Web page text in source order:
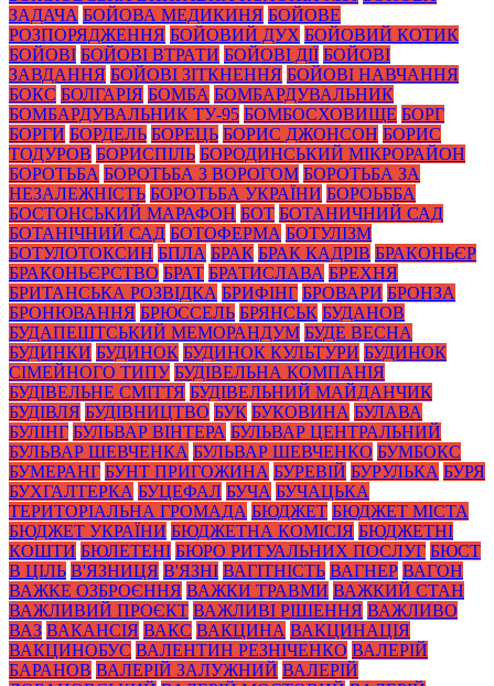
ЗАДАЧА БОЙОВА МЕДИКИНЯ БОЙОВЕ
РОЗПОРЯДЖЕННЯ БОЙОВИЙ ДУХ БОЙОВИЙ КОТИК
БОЙОВІ БОЙОВІ ВТРАТИ БОЙОВІ ДІЇ БОЙОВІ
ЗАВДАННЯ БОЙОВІ ЗІТКНЕННЯ БОЙОВІ НАВЧАННЯ
БОКС БОЛГАРІЯ БОМБА БОМБАРДУВАЛЬНИК
БОМБАРДУВАЛЬНИК ТУ-95 БОМБОСХОВИЩЕ БОРГ
БОРГИ БОРДЕЛЬ БОРЕЦЬ БОРИС ДЖОНСОН БОРИС
ТОДУРОВ БОРИСПІЛЬ БОРОДИНСЬКИЙ МІКРОРАЙОН
БОРОТЬБА БОРОТЬБА З ВОРОГОМ БОРОТЬБА ЗА
НЕЗАЛЕЖНІСТЬ БОРОТЬБА УКРАЇНИ БОРОЬББА
БОСТОНСЬКИЙ МАРАФОН БОТ БОТАНИЧНИЙ САД
БОТАНІЧНИЙ САД БОТОФЕРМА БОТУЛІЗМ
БОТУЛОТОКСИН БПЛА БРАК БРАК КАДРІВ БРАКОНЬЄР
БРАКОНЬЄРСТВО БРАТ БРАТИСЛАВА БРЕХНЯ
БРИТАНСЬКА РОЗВІДКА БРИФІНГ БРОВАРИ БРОНЗА
БРОНЮВАННЯ БРЮССЕЛЬ БРЯНСЬК БУДАНОВ
БУДАПЕШТСЬКИЙ МЕМОРАНДУМ БУДЕ ВЕСНА
БУДИНКИ БУДИНОК БУДИНОК КУЛЬТУРИ БУДИНОК
СІМЕЙНОГО ТИПУ БУДІВЕЛЬНА КОМПАНІЯ
БУДІВЕЛЬНЕ СМІТТЯ БУДІВЕЛЬНИЙ МАЙДАНЧИК
БУДІВЛЯ БУДІВНИЦТВО БУК БУКОВИНА БУЛАВА
БУЛІНГ БУЛЬВАР ВІНТЕРА БУЛЬВАР ЦЕНТРАЛЬНИЙ
БУЛЬВАР ШЕВЧЕНКА БУЛЬВАР ШЕВЧЕНКО БУМБОКС
БУМЕРАНГ БУНТ ПРИГОЖИНА БУРЕВІЙ БУРУЛЬКА БУРЯ
БУХГАЛТЕРКА БУЦЕФАЛ БУЧА БУЧАЦЬКА
ТЕРИТОРІАЛЬНА ГРОМАДА БЮДЖЕТ БЮДЖЕТ МІСТА
БЮДЖЕТ УКРАЇНИ БЮДЖЕТНА КОМІСІЯ БЮДЖЕТНІ
КОШТИ БЮЛЕТЕНІ БЮРО РИТУАЛЬНИХ ПОСЛУГ БЮСТ
В ЦІЛЬ В'ЯЗНИЦЯ В'ЯЗНІ ВАГІТНІСТЬ ВАГНЕР ВАГОН
ВАЖКЕ ОЗБРОЄННЯ ВАЖКИ ТРАВМИ ВАЖКИЙ СТАН
ВАЖЛИВИЙ ПРОЄКТ ВАЖЛИВІ РІШЕННЯ ВАЖЛИВО
ВАЗ ВАКАНСІЯ ВАКС ВАКЦИНА ВАКЦИНАЦІЯ
ВАКЦИНОБУС ВАЛЕНТИН РЕЗНІЧЕНКО ВАЛЕРІЙ
БАРАНОВ ВАЛЕРІЙ ЗАЛУЖНИЙ ВАЛЕРІЙ